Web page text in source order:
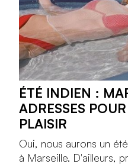
ÉTÉ INDIEN :
ADRESSES
PLAISIR
Oui, nous aurons un
à Marseille. D'ailleurs,